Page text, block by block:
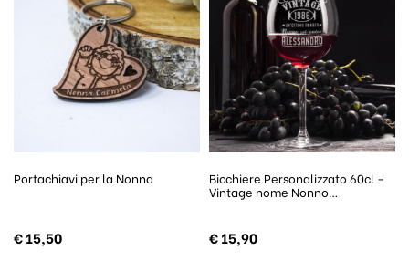
Portachiavi per la Nonna
€15,50
Bicchiere Personalizzato 60cl –
Vintage nome Nonno…
€15,90